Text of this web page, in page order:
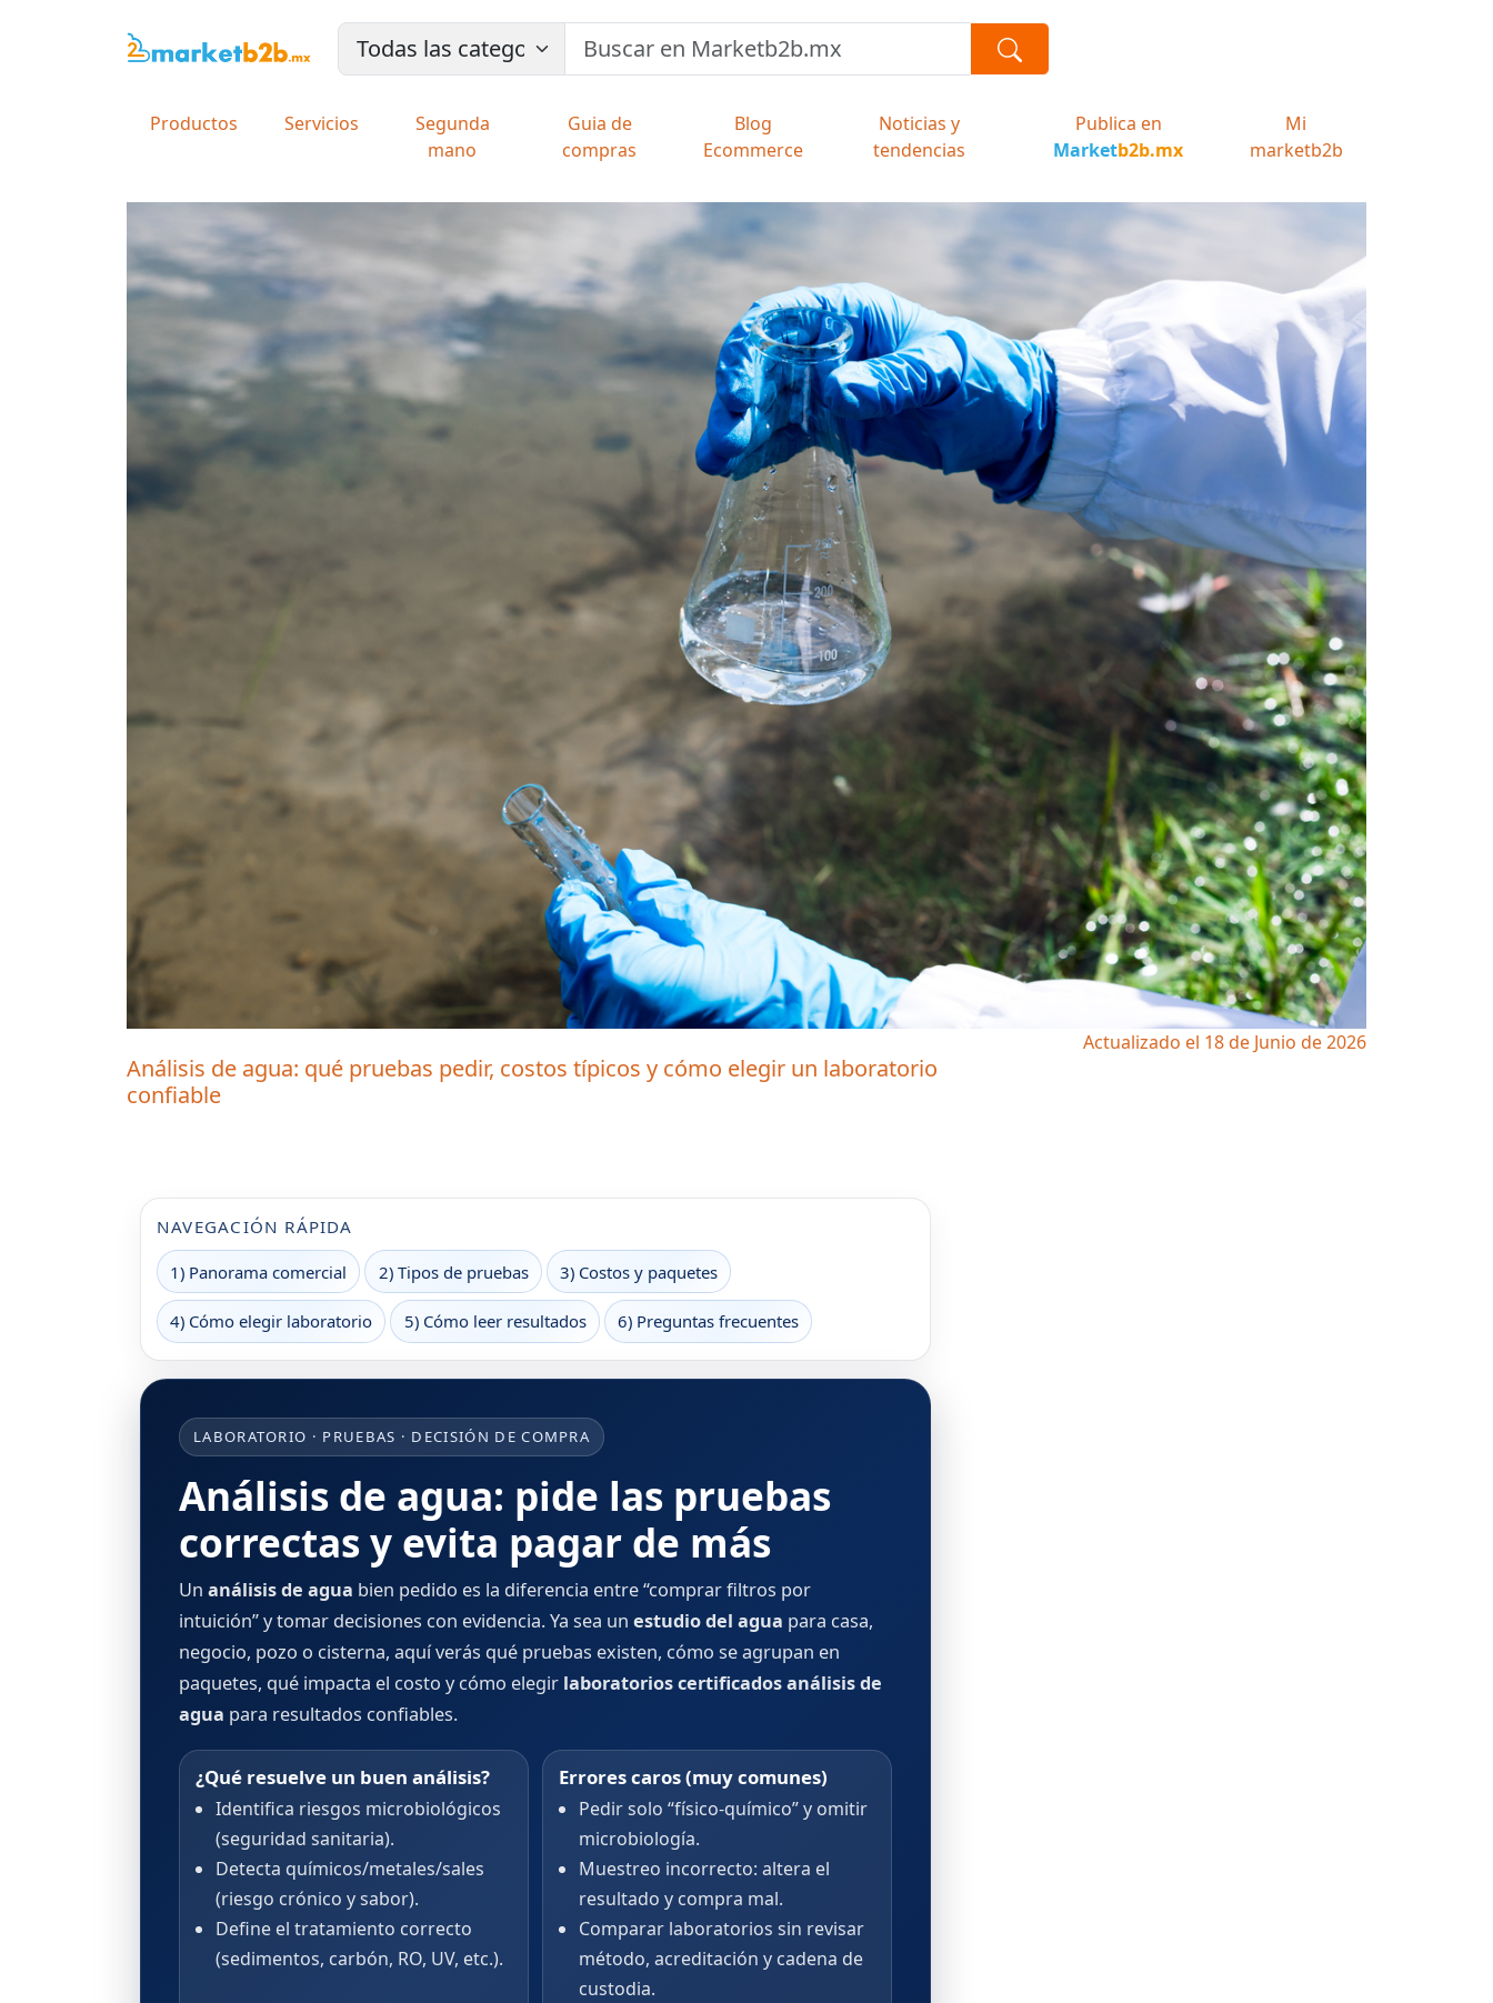
Productos Servicios
Segunda
mano
Guia de
compras
Blog
Ecommerce
Noticias y
tendencias
Publica en
Marketb2b.mx
Mi
marketb2b
Actualizado el 18 de Junio de 2026
Análisis de agua: qué pruebas pedir, costos típicos y cómo elegir un laboratorio
confiable
NAVEGACIÓN RÁPIDA
1) Panorama comercial 2) Tipos de pruebas 3) Costos y paquetes
4) Cómo elegir laboratorio 5) Cómo leer resultados 6) Preguntas frecuentes
LABORATORIO · PRUEBAS · DECISIÓN DE COMPRA
Análisis de agua: pide las pruebas
correctas y evita pagar de más
Un análisis de agua bien pedido es la diferencia entre “comprar filtros por
intuición” y tomar decisiones con evidencia. Ya sea un estudio del agua para casa,
negocio, pozo o cisterna, aquí verás qué pruebas existen, cómo se agrupan en
paquetes, qué impacta el costo y cómo elegir laboratorios certificados análisis de
agua para resultados confiables.
¿Qué resuelve un buen análisis?
Identifica riesgos microbiológicos
(seguridad sanitaria).
Detecta químicos/metales/sales
(riesgo crónico y sabor).
Define el tratamiento correcto
(sedimentos, carbón, RO, UV, etc.).
Errores caros (muy comunes)
Pedir solo “físico-químico” y omitir
microbiología.
Muestreo incorrecto: altera el
resultado y compra mal.
Comparar laboratorios sin revisar
método, acreditación y cadena de
custodia.